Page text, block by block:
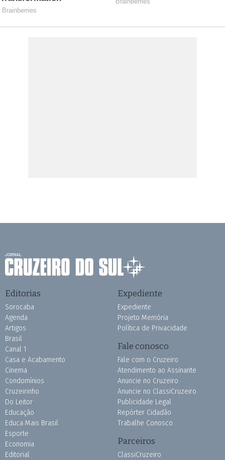
Editorias
Sorocaba
Agenda
Artigos
Brasil
Canal 1
Casa e Acabamento
Cinema
Condomínios
Cruzeirinho
Do Leitor
Educação
Educa Mais Brasil
Esporte
Economia
Editorial
Expediente
Expediente
Projeto Memória
Política de Privacidade
Fale conosco
Fale com o Cruzeiro
Atendimento ao Assinante
Anuncie no Cruzeiro
Anuncie no ClassiCruzeiro
Publicidade Legal
Repórter Cidadão
Trabalhe Conosco
Parceiros
ClassiCruzeiro